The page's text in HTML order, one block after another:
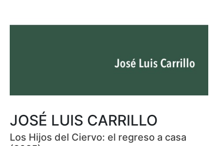
JOSÉ LUIS CARRILLO
Los Hijos del Ciervo: el regreso a casa